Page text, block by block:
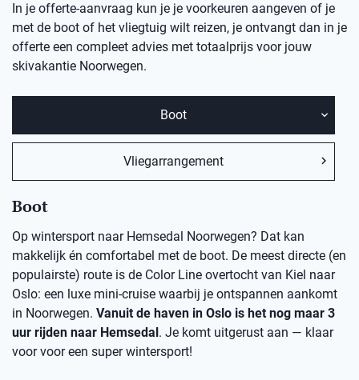
In je offerte-aanvraag kun je je voorkeuren aangeven of je
met de boot of het vliegtuig wilt reizen, je ontvangt dan in je
offerte een compleet advies met totaalprijs voor jouw
skivakantie Noorwegen.
Boot
Vliegarrangement
Boot
Op wintersport naar Hemsedal Noorwegen? Dat kan
makkelijk én comfortabel met de boot. De meest directe (en
populairste) route is de Color Line overtocht van Kiel naar
Oslo: een luxe mini-cruise waarbij je ontspannen aankomt
in Noorwegen. Vanuit de haven in Oslo is het nog maar 3
uur rijden naar Hemsedal. Je komt uitgerust aan — klaar
voor voor een super wintersport!